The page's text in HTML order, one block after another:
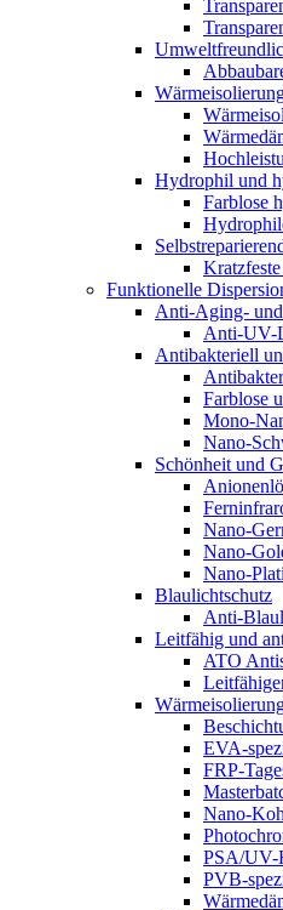
Hydrophil und
Farblose
Funktionelle
Anti-Aging-
Anti-UV-
Antibakteriell
Farblose
Mono-
Nano-
Schönheit und
Nano-
Nano-
Nano-
Blaulichtschutz
Anti-
Leitfähig und
ATO
EVA-
FRP-
Nano-
PSA/UV-
PVB-